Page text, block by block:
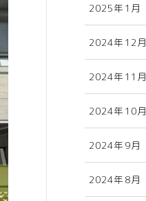
2025年1月
2024年12月
2024年11月
2024年10月
2024年9月
2024年8月